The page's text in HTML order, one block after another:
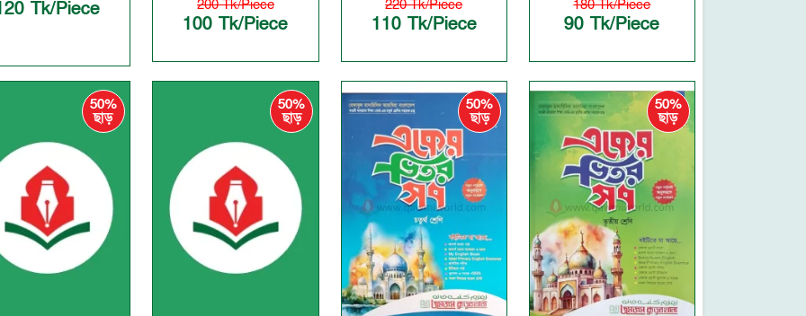
Tk/Piece 200 Tk/Piece
100 Tk/Piece
220 Tk/Piece
110 Tk/Piece
180 Tk/Piece
90 Tk/Piece
50%
ছাড়
50%
ছাড়
50%
ছাড়
50%
ছাড়